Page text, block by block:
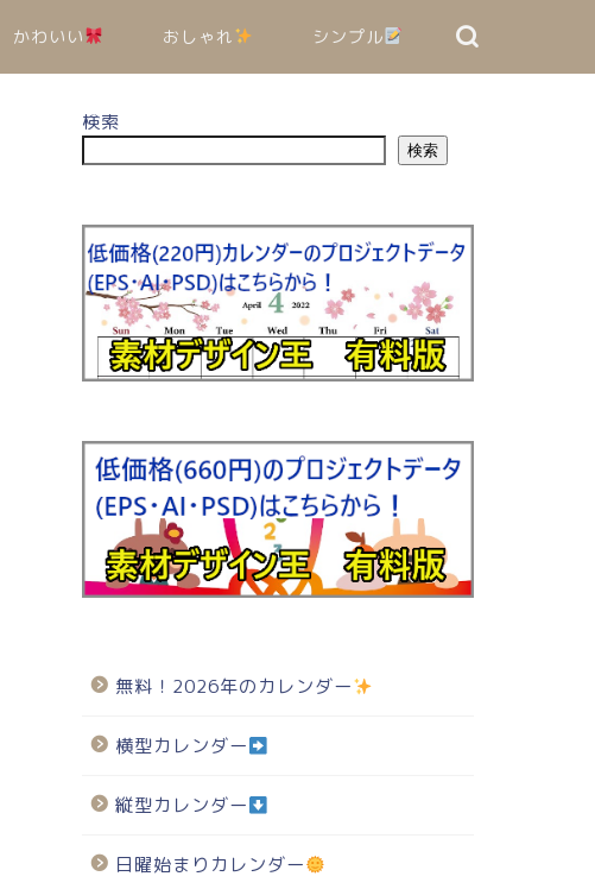
かわいい おしゃれ シンプル
検索
検索
無料！2026年のカレンダー
横型カレンダー
縦型カレンダー
日曜始まりカレンダー